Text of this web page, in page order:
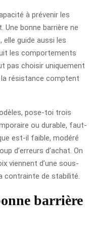
à prévenir les
Une bonne barrière ne
guide aussi les
les comportements
pas choisir uniquement
la résistance comptent
pose-toi trois
ou durable, faut-
est-il faible, modéré
d’erreurs d’achat. On
viennent d’une sous-
contrainte de stabilité.
barrière